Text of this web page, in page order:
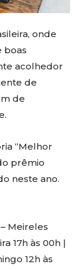
onde
boas
acolhedor
de
de
“Melhor
prêmio
neste ano.
Meireles
17h às 00h |
12h às